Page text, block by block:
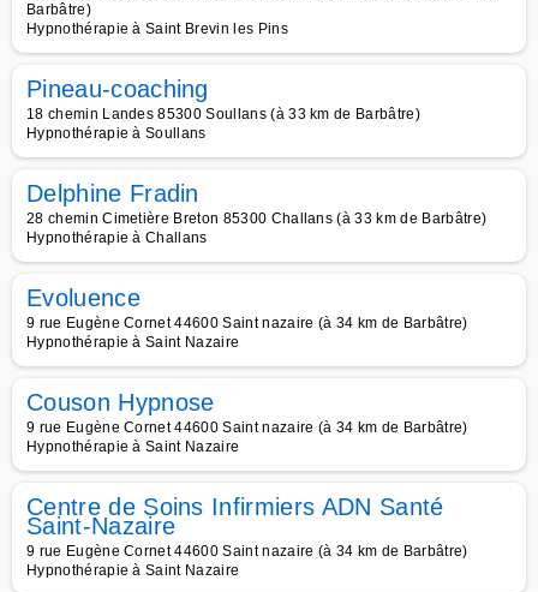
Barbâtre)
Hypnothérapie à Saint Brevin les Pins
Pineau-coaching
18 chemin Landes 85300 Soullans (à 33 km de Barbâtre)
Hypnothérapie à Soullans
Delphine Fradin
28 chemin Cimetière Breton 85300 Challans (à 33 km de Barbâtre)
Hypnothérapie à Challans
Evoluence
9 rue Eugène Cornet 44600 Saint nazaire (à 34 km de Barbâtre)
Hypnothérapie à Saint Nazaire
Couson Hypnose
9 rue Eugène Cornet 44600 Saint nazaire (à 34 km de Barbâtre)
Hypnothérapie à Saint Nazaire
Centre de Soins Infirmiers ADN Santé
Saint-Nazaire
9 rue Eugène Cornet 44600 Saint nazaire (à 34 km de Barbâtre)
Hypnothérapie à Saint Nazaire